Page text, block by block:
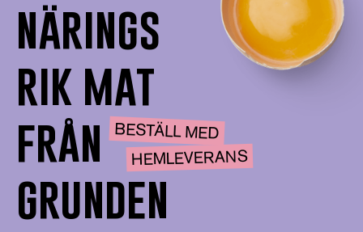
BESTÄLL MED
HEMLEVERANS
närings
rik mat
från
grunden